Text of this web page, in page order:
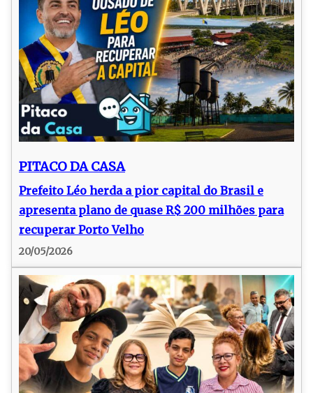
PITACO DA CASA
Prefeito Léo herda a pior capital do Brasil e
apresenta plano de quase R$ 200 milhões para
recuperar Porto Velho
20/05/2026